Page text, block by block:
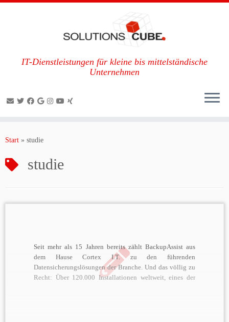
Inhalt
IT-Dienstleistungen für kleine bis mittelständische
Unternehmen
Start » studie
studie
Seit mehr als 15 Jahren bereits zählt BackupAssist aus
dem Hause Cortex I.T. zu den führenden
Datensicherungslösungen der Branche. Und das völlig zu
Recht: Über 120.000 Installationen weltweit, eines der